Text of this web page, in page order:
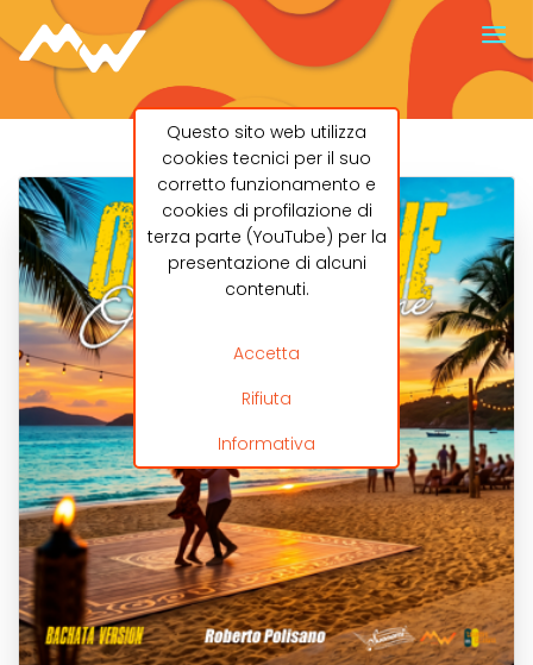
Questo sito web utilizza
cookies tecnici per il suo
corretto funzionamento e
cookies di profilazione di
terza parte (YouTube) per la
presentazione di alcuni
contenuti.
Accetta
Rifiuta
Informativa